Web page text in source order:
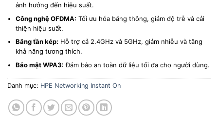
ảnh hưởng đến hiệu suất.
Công nghệ OFDMA: Tối ưu hóa băng thông, giảm độ trễ và cải
thiện hiệu suất.
Băng tần kép: Hỗ trợ cả 2.4GHz và 5GHz, giảm nhiễu và tăng
khả năng tương thích.
Bảo mật WPA3: Đảm bảo an toàn dữ liệu tối đa cho người dùng.
Danh mục: HPE Networking Instant On